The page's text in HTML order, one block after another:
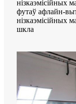
нізкаэмісійных
футаў афлайн-
нізкаэмісійных
шкла